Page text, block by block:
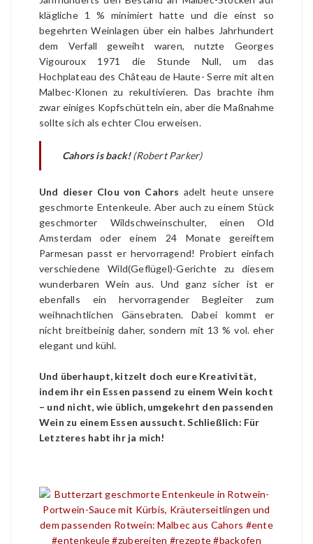
klägliche 1 % minimiert hatte und die einst so
begehrten Weinlagen über ein halbes Jahrhundert
dem Verfall geweiht waren, nutzte Georges
Vigouroux 1971 die Stunde Null, um das
Hochplateau des Château de Haute- Serre mit alten
Malbec-Klonen zu rekultivieren. Das brachte ihm
zwar einiges Kopfschütteln ein, aber die Maßnahme
sollte sich als echter Clou erweisen.
Cahors is back!(Robert Parker)
Und dieser Clou von Cahors adelt heute unsere
geschmorte Entenkeule. Aber auch zu einem Stück
geschmorter Wildschweinschulter, einen Old
Amsterdam oder einem 24 Monate gereiftem
Parmesan passt er hervorragend! Probiert einfach
verschiedene Wild(Geflügel)-Gerichte zu diesem
wunderbaren Wein aus. Und ganz sicher ist er
ebenfalls ein hervorragender Begleiter zum
weihnachtlichen Gänsebraten. Dabei kommt er
nicht breitbeinig daher, sondern mit 13 % vol. eher
elegant und kühl.
Und überhaupt, kitzelt doch eure Kreativität,
indem ihr ein Essen passend zu einem Wein kocht
– und nicht, wie üblich, umgekehrt den passenden
Wein zu einem Essen aussucht. Schließlich: Für
Letzteres habt ihr ja mich!